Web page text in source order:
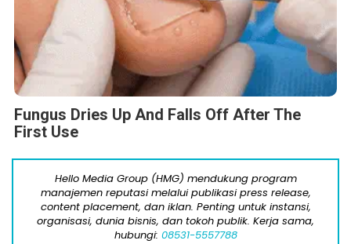
Fungus Dries Up And Falls Off After The
First Use
Hello Media Group (HMG) mendukung program
manajemen reputasi melalui publikasi press release,
content placement, dan iklan. Penting untuk instansi,
organisasi, dunia bisnis, dan tokoh publik. Kerja sama,
hubungi: 08531-5557788